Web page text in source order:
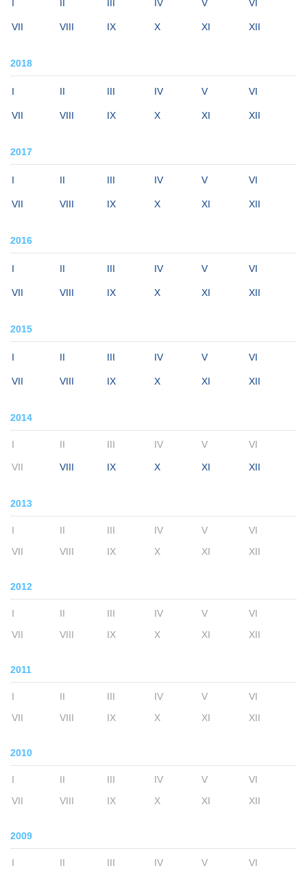
IV V VI
VII VIII IX X XI XII
2018
I II III IV V VI
VII VIII IX X XI XII
2017
I II III IV V VI
VII VIII IX X XI XII
2016
I II III IV V VI
VII VIII IX X XI XII
2015
I II III IV V VI
VII VIII IX X XI XII
2014
I II III IV V VI
VII VIII IX X XI XII
2013
I II III IV V
VI
VII
VIII IX X XI XII
2012
I II III IV V
VI
VII
VIII IX X XI XII
2011
I II III IV V
VI
VII
VIII IX X XI XII
2010
I II III IV V
VI
VII
VIII IX X XI XII
2009
I II III IV V
VI